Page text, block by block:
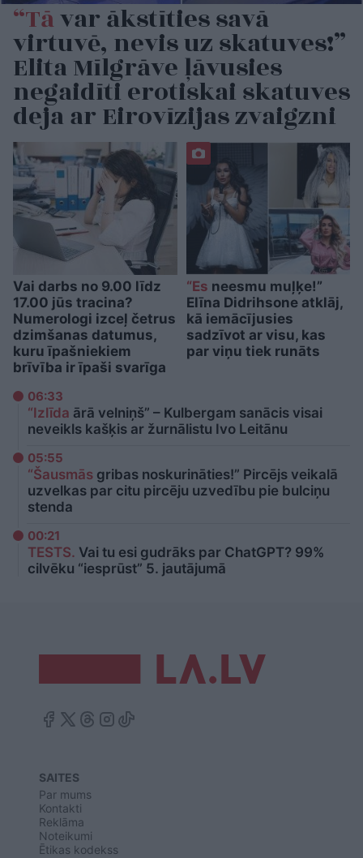
“Tāvar ākstīties savā
virtuvē, nevis uz skatuves!”
Elita Mīlgrāve ļāvusies
negaidīti erotiskai skatuves
deja ar Eirovīzijas zvaigzni
Vai darbs no 9.00 līdz
17.00 jūs tracina?
Numerologi izceļ četrus
dzimšanas datumus,
kuru īpašniekiem
brīvība ir īpaši svarīga
“Es neesmu muļķe!”
Elīna Didrihsone atklāj,
kā iemācījusies
sadzīvot ar visu, kas
par viņu tiek runāts
“Izlīda ārā velniņš” – Kulbergam sanācis visai
neveikls kašķis ar žurnālistu Ivo Leitānu
06:33
“Šausmās gribas noskurināties!” Pircējs veikalā
uzvelkas par citu pircēju uzvedību pie bulciņu
stenda
05:55
TESTS. Vai tu esi gudrāks par ChatGPT? 99%
cilvēku “iesprūst” 5. jautājumā
00:21
SAITES
Par mums
Kontakti
Reklāma
Noteikumi
Ētikas kodekss